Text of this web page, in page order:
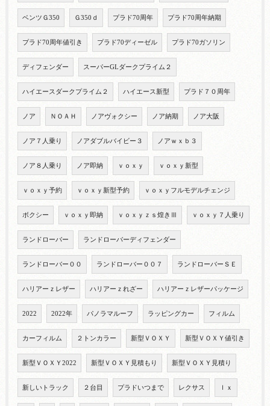
ベンツＧ350 Ｇ350ｄ プラド70周年 プラド70周年納期
プラド70周年値引き プラド70ディーゼル プラド70ガソリン
ディフェンダー スーパーGLダークプライム２
ハイエースダークプライム２ ハイエース新型 プラド７０周年
ノア ＮＯＡＨ ノアヴォクシー ノア納期 ノア大阪
ノア７人乗り ノアダブルバイビー３ ノアｗｘｂ３
ノア８人乗り ノア即納 ｖｏｘｙ ｖｏｘｙ新型
ｖｏｘｙ予約 ｖｏｘｙ新型予約 ｖｏｘｙフルモデルチェンジ
ボクシー ｖｏｘｙ即納 ｖｏｘｙｚｓ煌きⅢ ｖｏｘｙ７人乗り
ランドローバー ランドローバーディフェンダー
ランドローバー００ ランドローバー００７ ランドローバーＳＥ
ハリアーｚレザー ハリアーｚれざー ハリアーｚレザーパッケージ
2022 2022年 パノラマルーフ ラッピングカー フィルム
カーフィルム ２トンカラー 新型ＶＯＸＹ 新型ＶＯＸＹ値引き
新型ＶＯＸＹ2022 新型ＶＯＸＹ見積もり 新型ＶＯＸＹ見積り
新しいトラック ２台目 プラドいつまで レクサス ｌｘ